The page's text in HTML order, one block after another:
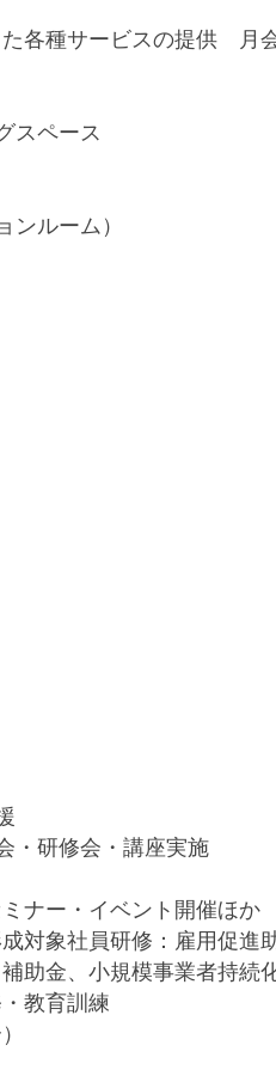
各種サービスの提供 月
スペース
ルーム）
研修会・講座実施
ナー・イベント開催ほか
対象社員研修：雇用促進
助金、小規模事業者持続
・教育訓練